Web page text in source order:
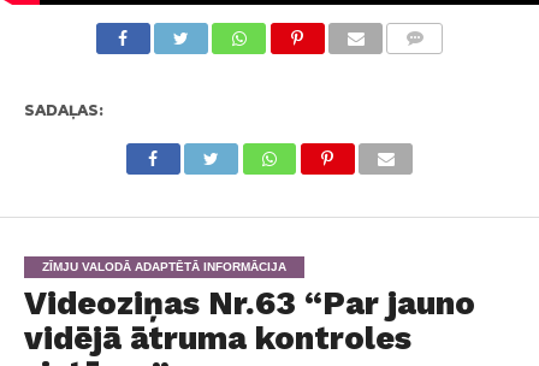
SADAĻAS:
ZĪMJU VALODĀ ADAPTĒTĀ INFORMĀCIJA
Videoziņas Nr.63 “Par jauno
vidējā ātruma kontroles